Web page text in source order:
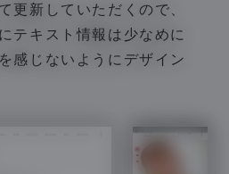
更新していただくので、
テキスト情報は少なめに
感じないようにデザイン